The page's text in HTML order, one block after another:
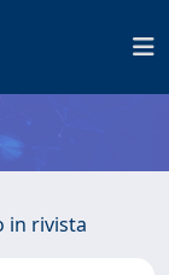
in rivista